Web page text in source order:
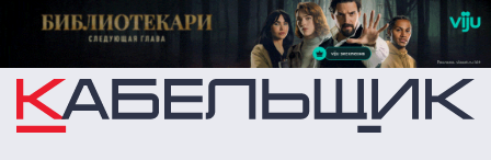
Перейти к основному содержанию